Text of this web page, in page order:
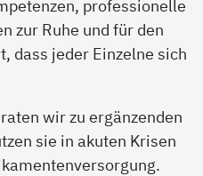
professionelle
zur Ruhe und für den
dass jeder Einzelne sich
wir zu ergänzenden
sie in akuten Krisen